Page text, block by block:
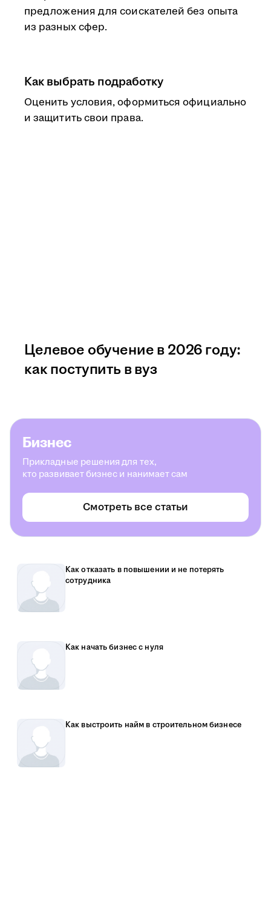
предложения для соискателей без опыта
из разных сфер.
Как выбрать подработку
Оценить условия, оформиться официально
и защитить свои права.
Целевое обучение в 2026 году:
как поступить в вуз
Бизнес
Прикладные решения для тех,
кто развивает бизнес и нанимает сам
Смотреть все статьи
Как отказать в повышении и не потерять
сотрудника
Как начать бизнес с нуля
Как выстроить найм в строительном бизнесе